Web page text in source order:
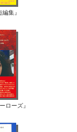
集』
ローズ』